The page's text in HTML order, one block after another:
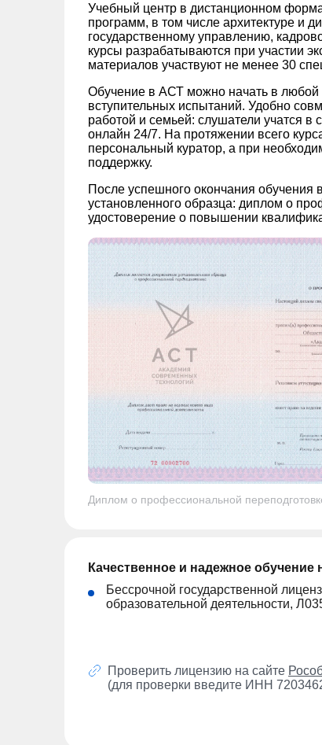
Учебный центр в дистанционном
программ, в том числе архитектуре и
государственному управлению,
курсы разрабатываются при участии
материалов участвуют не менее 30
Обучение в АСТ можно начать в любой
вступительных испытаний. Удобно
работой и семьей: слушатели учатся
онлайн 24/7. На протяжении всего
персональный куратор, а при
поддержку.
После успешного окончания обучения
установленного образца: диплом о
удостоверение о повышении
Диплом о профессиональной
Качественное и надежное обучение
Бессрочной государственной
образовательной деятельности,
Проверить лицензию на сайте
(для проверки введите ИНН